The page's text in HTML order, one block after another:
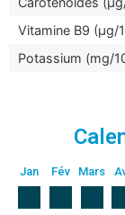
Vitamine B9 (μg/
Potassium (mg/
Jan Fév Mars